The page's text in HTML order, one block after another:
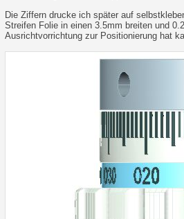
Die Ziffern drucke ich später auf
Streifen Folie in einen 3.5mm breiten und
Ausrichtvorrichtung zur Positionierung hat